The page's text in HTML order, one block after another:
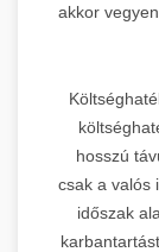
akkor
hosszú
csak a valós
időszak